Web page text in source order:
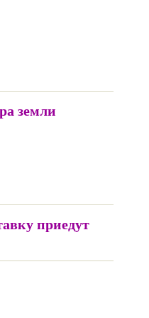
земли
приедут